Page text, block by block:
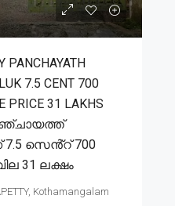
PANCHAYATH
7.5 CENT 700
PRICE 31 LAKHS
സെൻ്റ് 700
31 ലക്ഷം
Kothamangalam